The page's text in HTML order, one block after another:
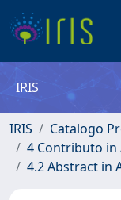
IRIS
IRIS
Catalogo
4 Contributo in
4.2 Abstract in